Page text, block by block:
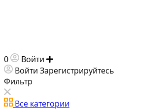
0 Войти
Войти Зарегистрируйтесь
Фильтр
Все категории